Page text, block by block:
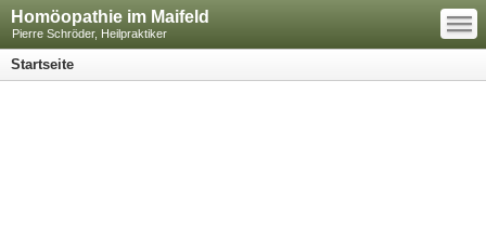
Homöopathie im Maifeld
Pierre Schröder, Heilpraktiker
—
—
—
Startseite